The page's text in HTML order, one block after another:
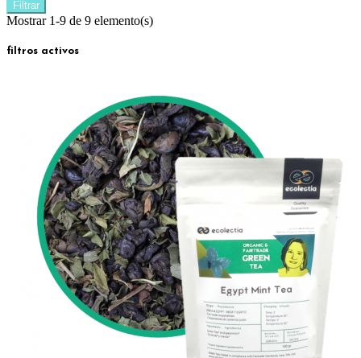
Filtrar
Mostrar 1-9 de 9 elemento(s)
filtros activos